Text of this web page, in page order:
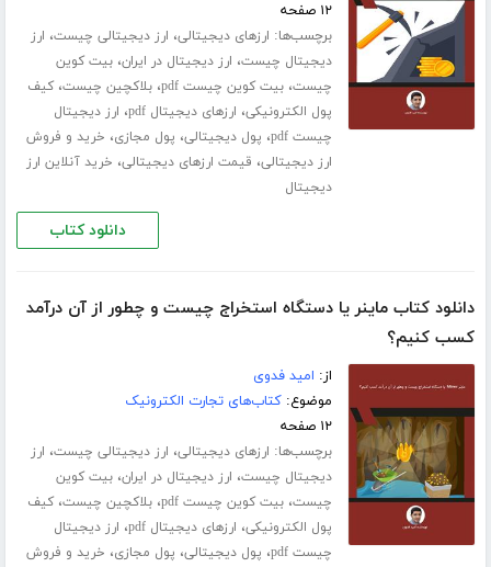
۱۲ صفحه
برچسب‌ها: ارزهای دیجیتالی، ارز دیجیتالی چیست، ارز
دیجیتال چیست، ارز دیجیتال در ایران،بیت کوین
چیست،بیت کوین چیست pdf ،بلاکچین چیست،کیف
پول الکترونیکی، ارزهای دیجیتال pdf ، ارز دیجیتال
چیست pdf
، پول دیجیتالی، پول مجازی، خرید و فروش
ارز دیجیتالی، قیمت ارزهای دیجیتالی، خرید آنلاین ارز
دیجیتال
دانلود کتاب
دانلود کتاب ماینر یا دستگاه استخراج چیست و چطور از آن درآمد
کسب کنیم؟
از: امید فدوی
موضوع:کتاب‌های تجارت الکترونیک
۱۲ صفحه
برچسب‌ها: ارزهای دیجیتالی، ارز دیجیتالی چیست، ارز
دیجیتال چیست، ارز دیجیتال در ایران،بیت کوین
چیست،بیت کوین چیست pdf ،بلاکچین چیست،کیف
پول الکترونیکی، ارزهای دیجیتال pdf ، ارز دیجیتال
چیست pdf
، پول دیجیتالی، پول مجازی، خرید و فروش